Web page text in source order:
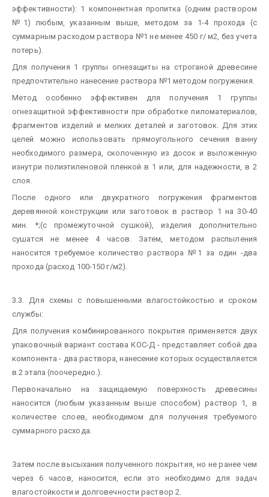
эффективности): 1 компонентная пропитка (одним раствором
№1) любым, указанным выше, методом за 1-4 прохода (с
суммарным расходом раствора №1 не менее 450 г/ м2, без учета
потерь).
Для получения 1 группы огнезащиты на строганой древесине
предпочтительно нанесение раствора №1 методом погружения.
Метод особенно эффективен для получения 1 группы
огнезащитной эффективности при обработке пиломатериалов,
фрагментов изделий и мелких деталей и заготовок. Для этих
целей можно использовать прямоугольного сечения ванну
необходимого размера, сколоченную из досок и выложенную
изнутри полиэтиленовой пленкой в 1 или, для надежности, в 2
слоя.
После одного или двукратного погружения фрагментов
деревянной конструкции или заготовок в раствор 1 на 30-40
мин. *;(с промежуточной сушкой), изделия дополнительно
сушатся не менее 4 часов. Затем, методом распыления
наносится требуемое количество раствора №1 за один -два
прохода (расход 100-150 г/м2).
3.3. Для схемы с повышенными влагостойкостью и сроком
службы:
Для получения комбинированного покрытия применяется двух
упаковочный вариант состава КОС-Д - представляет собой два
компонента - два раствора, нанесение которых осуществляется
в 2 этапа (поочередно.).
Первоначально на защищаемую поверхность древесины
наносится (любым указанным выше способом) раствор 1, в
количестве слоев, необходимом для получения требуемого
суммарного расхода.
Затем после высыхания полученного покрытия, но не ранее чем
через 6 часов, наносится, если это необходимо для задач
влагостойкости и долговечности раствор 2.